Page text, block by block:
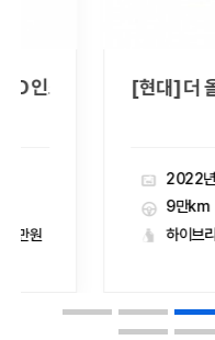
이션 [현대] 더 올뉴투싼
2022년06월
하이브리드